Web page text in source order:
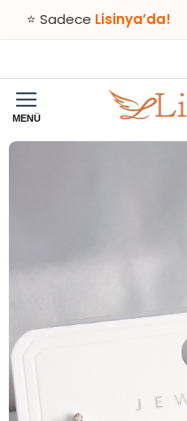
Lisinya’da!